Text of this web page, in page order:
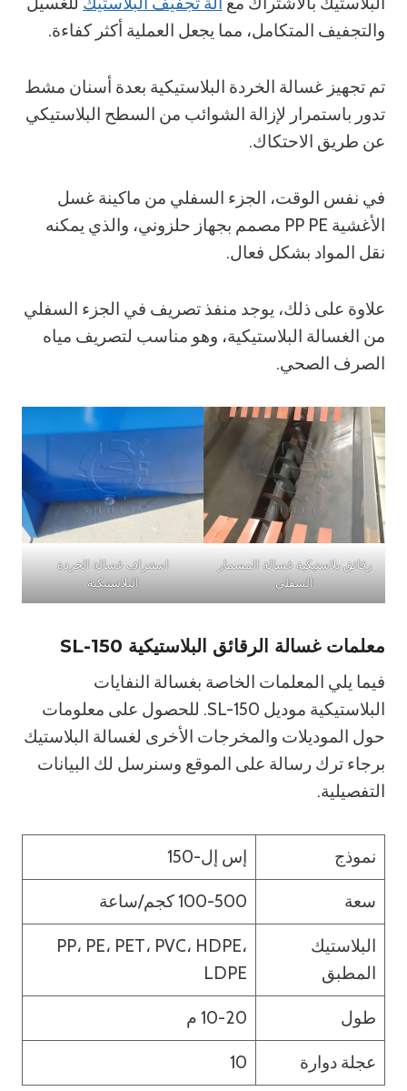
والتجفيف المتكامل، مما يجعل العملية أكثر كفاءة.
تم تجهيز غسالة الخردة البلاستيكية بعدة أسنان مشط
تدور باستمرار لإزالة الشوائب من السطح البلاستيكي
عن طريق الاحتكاك.
في نفس الوقت، الجزء السفلي من ماكينة غسل
الأغشية PP PE مصمم بجهاز حلزوني، والذي يمكنه
نقل المواد بشكل فعال.
علاوة على ذلك، يوجد منفذ تصريف في الجزء السفلي
من الغسالة البلاستيكية، وهو مناسب لتصريف مياه
الصرف الصحي.
رقائق بلاستيكية غسالة المسمار
السفلي
استنزاف غسالة الخردة
البلاستيكية
معلمات غسالة الرقائق البلاستيكية SL-150
فيما يلي المعلمات الخاصة بغسالة النفايات
البلاستيكية موديل SL-150. للحصول على معلومات
حول الموديلات والمخرجات الأخرى لغسالة البلاستيك
برجاء ترك رسالة على الموقع وسنرسل لك البيانات
التفصيلية.
نموذج إس إل-150
سعة 100-500 كجم/ساعة
البلاستيك
المطبق
PP، PE، PET، PVC، HDPE،
LDPE
طول 10-20 م
عجلة دوارة 10